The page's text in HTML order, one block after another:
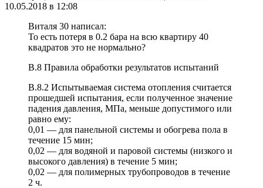
10.05.2018 в 12:08
Виталя 30 написал:
То есть потеря в 0.2 бара на всю квартиру 40
квадратов это не нормально?
В.8 Правила обработки результатов испытаний
В.8.2 Испытываемая система отопления считается
прошедшей испытания, если полученное значение
падения давления, МПа, меньше допустимого или
равно ему:
0,01 — для панельной системы и обогрева пола в
течение 15 мин;
0,02 — для водяной и паровой системы (низкого и
высокого давления) в течение 5 мин;
0,02 — для полимерных трубопроводов в течение
2 ч.